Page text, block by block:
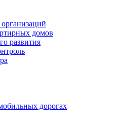
домов
развития
дорогах